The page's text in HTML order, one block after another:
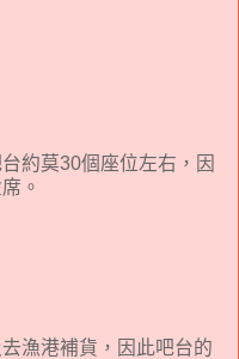
約莫30個座位左右，因
。
漁港補貨，因此吧台的